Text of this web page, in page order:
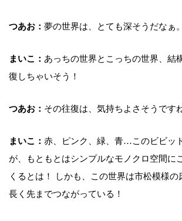
つあお： 夢の世界は、とても深そうだなぁ
まいこ： あっちの世界とこっちの世界、結
復しちゃいそう！
つあお： その往復は、気持ちよさそうです
まいこ： 赤、ピンク、緑、青…このビビッ
が、もともとはシンプルなモノクロ空間に
くるとは！ しかも、この世界は市松模様の
長く先までつながっている！